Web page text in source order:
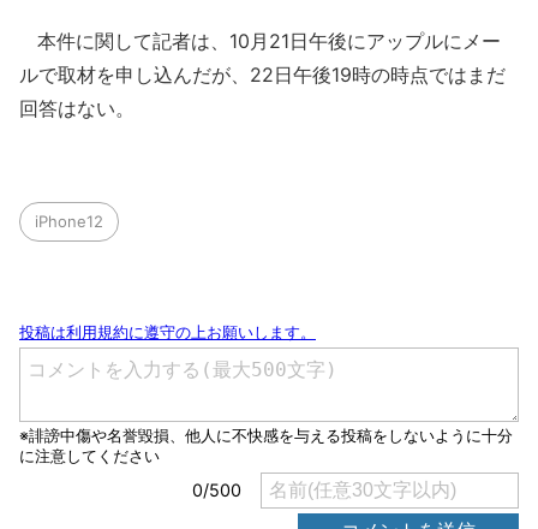
本件に関して記者は、10月21日午後にアップルにメー
ルで取材を申し込んだが、22日午後19時の時点ではまだ
回答はない。
iPhone12